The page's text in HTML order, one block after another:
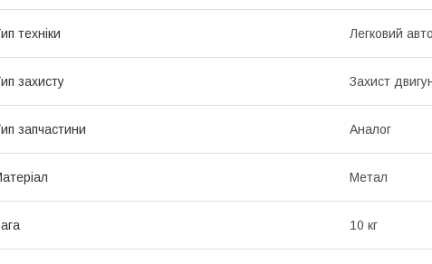
техніки Легковий
захисту Захист
запчастини Аналог
Метал
10 кг